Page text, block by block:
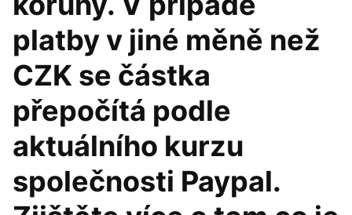
platby v jiné měně než
CZK se částka
přepočítá podle
aktuálního kurzu
společnosti Paypal.